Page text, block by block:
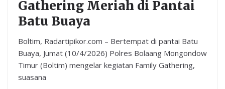
Gathering Meriah di Pantai
Batu Buaya
Boltim, Radartipikor.com – Bertempat di pantai Batu
Buaya, Jumat (10/4/2026) Polres Bolaang Mongondow
Timur (Boltim) mengelar kegiatan Family Gathering,
suasana